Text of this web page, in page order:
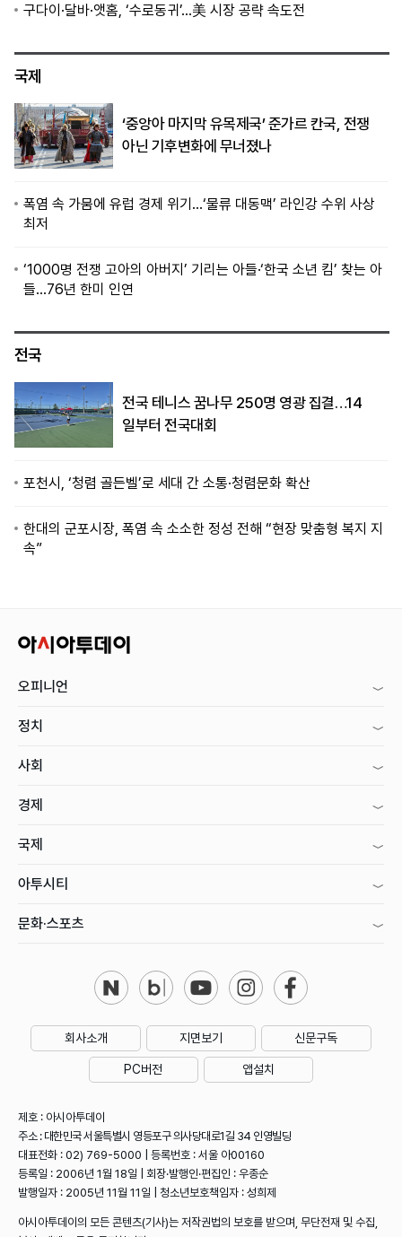
구다이·달바·앳홈, ‘수로동귀’…美 시장 공략 속도전
국제
‘중앙아 마지막 유목제국’ 준가르 칸국, 전쟁
아닌 기후변화에 무너졌나
폭염 속 가뭄에 유럽 경제 위기…‘물류 대동맥’ 라인강 수위 사상
최저
‘1000명 전쟁 고아의 아버지’ 기리는 아들·‘한국 소년 킴’ 찾는 아
들…76년 한미 인연
전국
전국 테니스 꿈나무 250명 영광 집결…14
일부터 전국대회
포천시, ‘청렴 골든벨’로 세대 간 소통·청렴문화 확산
한대의 군포시장, 폭염 속 소소한 정성 전해 “현장 맞춤형 복지 지
속”
오피니언
정치
사회
경제
국제
아투시티
문화·스포츠
회사소개 지면보기 신문구독
PC버전 앱설치
제호 : 아시아투데이
주소 : 대한민국 서울특별시 영등포구 의사당대로1길 34 인영빌딩
대표전화 : 02) 769-5000 | 등록번호 : 서울 아00160
등록일 : 2006년 1월 18일 | 회장·발행인·편집인 : 우종순
발행일자 : 2005년 11월 11일 | 청소년보호책임자 : 성희제
아시아투데이의 모든 콘텐츠(기사)는 저작권법의 보호를 받으며, 무단전재 및 수집,